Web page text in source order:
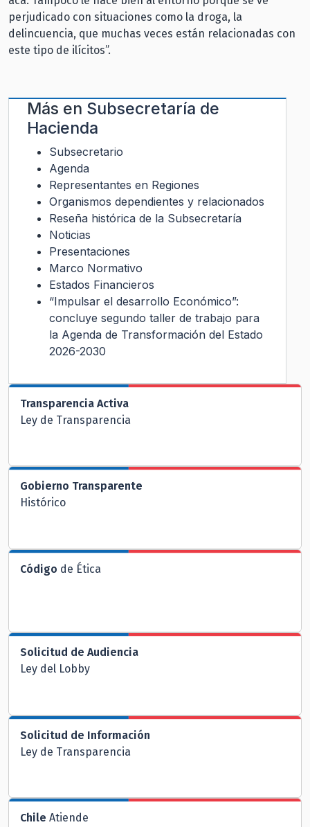
perjudicado con situaciones como la droga, la
delincuencia, que muchas veces están relacionadas con
este tipo de ilícitos”.
Más en Subsecretaría de
Hacienda
Subsecretario
Agenda
Representantes en Regiones
Organismos dependientes y relacionados
Reseña histórica de la Subsecretaría
Noticias
Presentaciones
Marco Normativo
Estados Financieros
“Impulsar el desarrollo Económico”:
concluye segundo taller de trabajo para
la Agenda de Transformación del Estado
2026-2030
Transparencia Activa
Ley de Transparencia
Gobierno Transparente
Histórico
Código de Ética
Solicitud de Audiencia
Ley del Lobby
Solicitud de Información
Ley de Transparencia
Chile Atiende